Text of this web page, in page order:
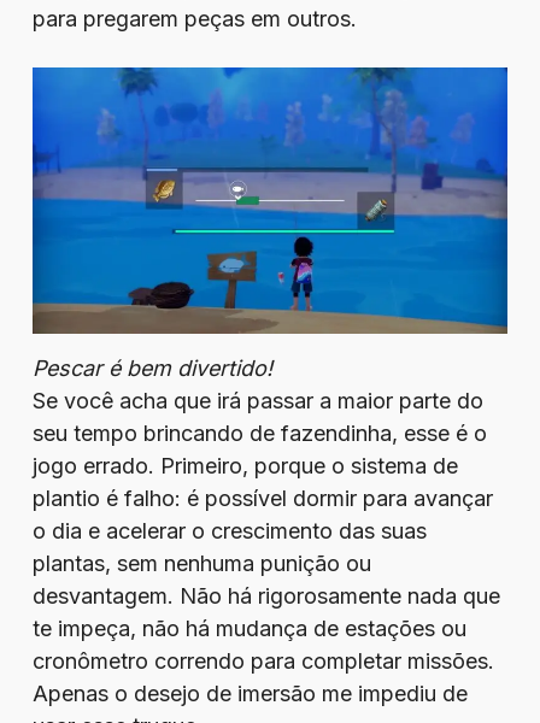
para pregarem peças em outros.
Pescar é bem divertido!
Se você acha que irá passar a maior parte do
seu tempo brincando de fazendinha, esse é o
jogo errado. Primeiro, porque o sistema de
plantio é falho: é possível dormir para avançar
o dia e acelerar o crescimento das suas
plantas, sem nenhuma punição ou
desvantagem. Não há rigorosamente nada que
te impeça, não há mudança de estações ou
cronômetro correndo para completar missões.
Apenas o desejo de imersão me impediu de